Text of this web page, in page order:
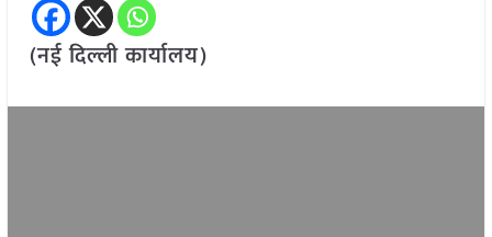
(नई दिल्ली कार्यालय)